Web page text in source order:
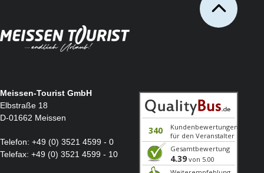
Meissen-Tourist GmbH
Elbstraße 18
D-01662 Meissen
Telefon: +49 (0) 3521 4599 - 0
Telefax: +49 (0) 3521 4599 - 10